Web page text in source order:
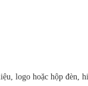
logo hoặc hộp đèn,